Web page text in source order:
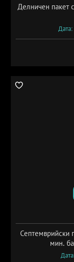
Делничен пакет
Септемврийски
мин.